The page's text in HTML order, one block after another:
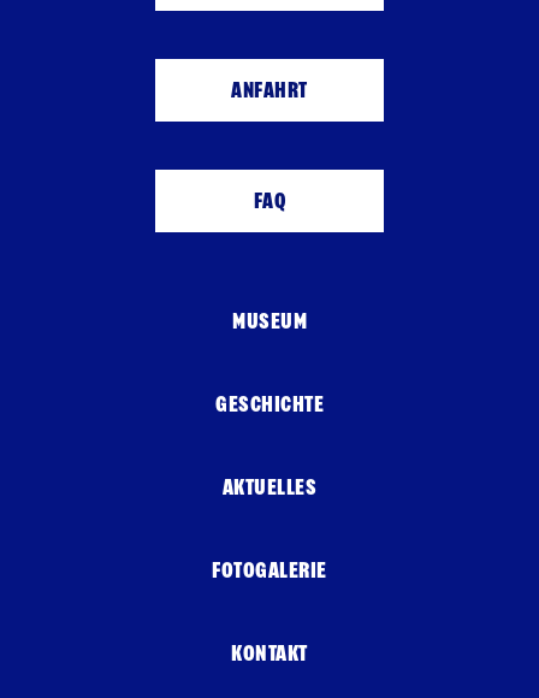
ANFAHRT
FAQ
MUSEUM
GESCHICHTE
AKTUELLES
FOTOGALERIE
KONTAKT